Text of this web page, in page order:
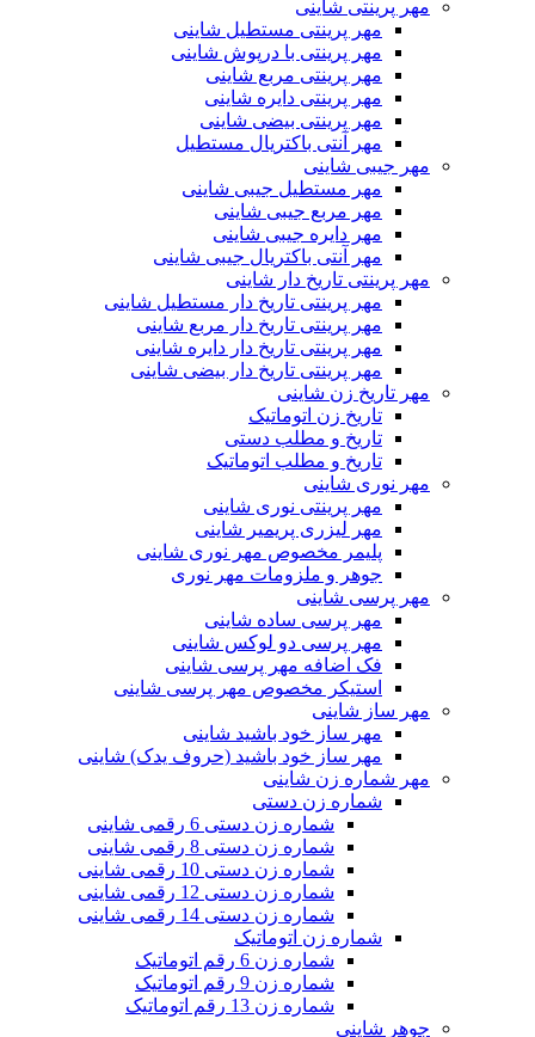
مهر پرینتی شاینی
مهر پرینتی مستطیل شاینی
مهر پرینتی با درپوش شاینی
مهر پرینتی مربع شاینی
مهر پرینتی دایره شاینی
مهر پرینتی بیضی شاینی
مهر آنتی باکتریال مستطیل
مهر جیبی شاینی
مهر مستطیل جیبی شاینی
مهر مربع جیبی شاینی
مهر دایره جیبی شاینی
مهر آنتی باکتریال جیبی شاینی
مهر پرینتی تاریخ دار شاینی
مهر پرینتی تاریخ دار مستطیل شاینی
مهر پرینتی تاریخ دار مربع شاینی
مهر پرینتی تاریخ دار دایره شاینی
مهر پرینتی تاریخ دار بیضی شاینی
مهر تاریخ زن شاینی
تاریخ زن اتوماتیک
تاریخ و مطلب دستی
تاریخ و مطلب اتوماتیک
مهر نوری شاینی
مهر پرینتی نوری شاینی
مهر لیزری پریمیر شاینی
پلیمر مخصوص مهر نوری شاینی
جوهر و ملزومات مهر نوری
مهر پرسی شاینی
مهر پرسی ساده شاینی
مهر پرسی دو لوکس شاینی
فک اضافه مهر پرسی شاینی
استیکر مخصوص مهر پرسی شاینی
مهر ساز شاینی
مهر ساز خود باشید شاینی
مهر ساز خود باشید (حروف یدک) شاینی
مهر شماره زن شاینی
شماره زن دستی
شماره زن دستی 6 رقمی شاینی
شماره زن دستی 8 رقمی شاینی
شماره زن دستی 10 رقمی شاینی
شماره زن دستی 12 رقمی شاینی
شماره زن دستی 14 رقمی شاینی
شماره زن اتوماتیک
شماره زن 6 رقم اتوماتیک
شماره زن 9 رقم اتوماتیک
شماره زن 13 رقم اتوماتیک
جوهر شاینی